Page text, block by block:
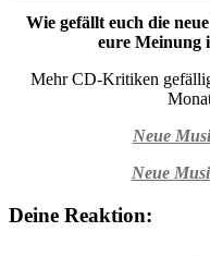
Wie gefällt euch die neue
eure Meinung
Mehr CD-Kritiken
Neue
Neue
Deine Reaktion: